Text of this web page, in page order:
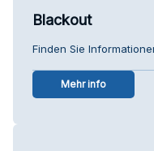
Blackout
Finden Sie
Mehr info